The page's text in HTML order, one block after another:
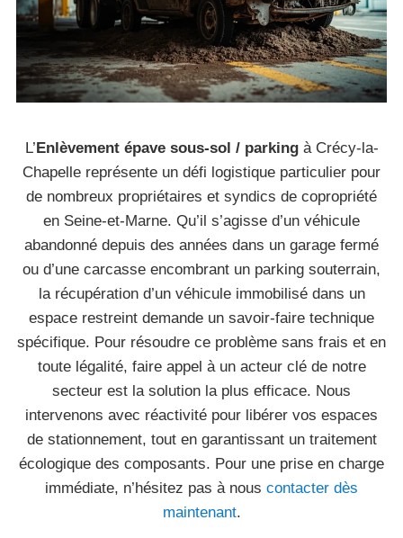
L’Enlèvement épave sous-sol / parkingà Crécy-la-
Chapelle représente un défi logistique particulier pour
de nombreux propriétaires et syndics de copropriété
en Seine-et-Marne. Qu’il s’agisse d’un véhicule
abandonné depuis des années dans un garage fermé
ou d’une carcasse encombrant un parking souterrain,
la récupération d’un véhicule immobilisé dans un
espace restreint demande un savoir-faire technique
spécifique. Pour résoudre ce problème sans frais et en
toute légalité, faire appel à un acteur clé de notre
secteur est la solution la plus efficace. Nous
intervenons avec réactivité pour libérer vos espaces
de stationnement, tout en garantissant un traitement
écologique des composants. Pour une prise en charge
immédiate, n’hésitez pas à nous contacter dès
maintenant.